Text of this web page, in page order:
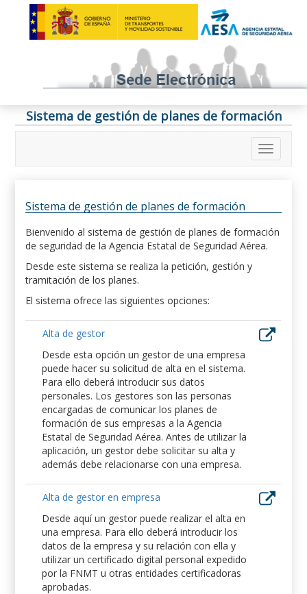
Sistema de gestión de planes de formación
Sistema de gestión de planes de formación
Bienvenido al sistema de gestión de planes de formación
de seguridad de la Agencia Estatal de Seguridad Aérea.
Desde este sistema se realiza la petición, gestión y
tramitación de los planes.
El sistema ofrece las siguientes opciones:
Alta de gestor
Desde esta opción un gestor de una empresa
puede hacer su solicitud de alta en el sistema.
Para ello deberá introducir sus datos
personales. Los gestores son las personas
encargadas de comunicar los planes de
formación de sus empresas a la Agencia
Estatal de Seguridad Aérea. Antes de utilizar la
aplicación, un gestor debe solicitar su alta y
además debe relacionarse con una empresa.
Alta de gestor en empresa
Desde aquí un gestor puede realizar el alta en
una empresa. Para ello deberá introducir los
datos de la empresa y su relación con ella y
utilizar un certificado digital personal expedido
por la FNMT u otras entidades certificadoras
aprobadas.